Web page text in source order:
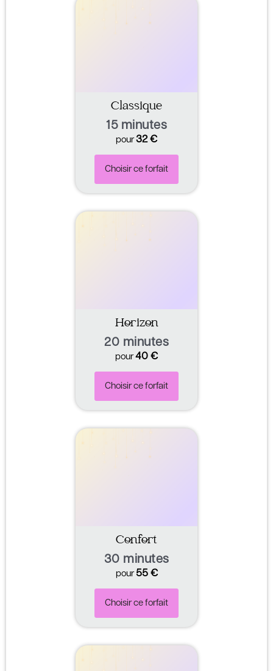
Classique
15 minutes
pour32 €
Choisir ce forfait
Horizon
20 minutes
pour40 €
Choisir ce forfait
Confort
30 minutes
pour 55 €
Choisir ce forfait